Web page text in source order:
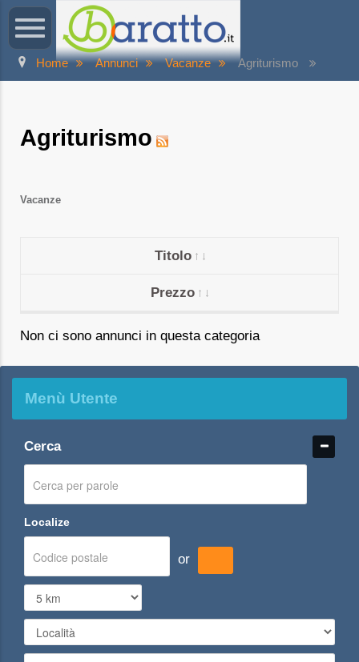
Home Annunci Vacanze Agriturismo
Agriturismo
Vacanze
Titolo
Prezzo
Non ci sono annunci in questa categoria
Menù Utente
Cerca
Localize
or